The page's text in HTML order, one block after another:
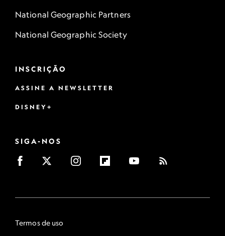
National Geographic Partners
National Geographic Society
INSCRIÇÃO
ASSINE A NEWSLETTER
DISNEY+
SIGA-NOS
Termos de uso